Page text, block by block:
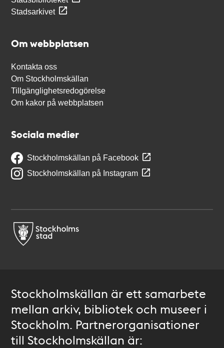
Stadsarkivet
Om webbplatsen
Kontakta oss
Om Stockholmskällan
Tillgänglighetsredogörelse
Om kakor på webbplatsen
Sociala medier
Stockholmskällan på Facebook
Stockholmskällan på Instagram
Stockholmskällan är ett samarbete
mellan arkiv, bibliotek och museer i
Stockholm. Partnerorganisationer
till Stockholmskällan är: